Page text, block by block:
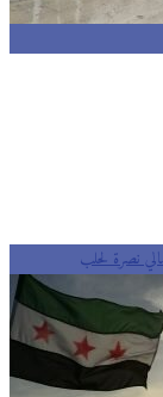
نصرة لحلب